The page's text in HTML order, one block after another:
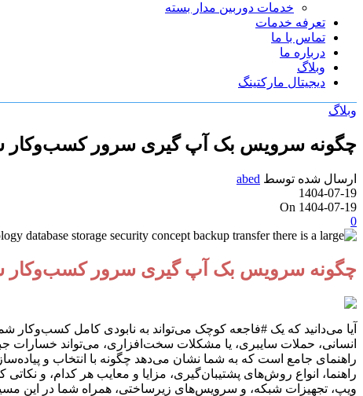
خدمات دوربین مدار بسته
تعرفه خدمات
تماس با ما
درباره ما
وبلاگ
دیجیتال مارکتینگ
وبلاگ
چگونه سرویس بک آپ گیری سرور کسب‌وکار
ارسال شده توسط abed
1404-07-19
On 1404-07-19
0
چگونه سرویس بک آپ گیری سرور کسب‌وکار
آیا می‌دانید که یک #فاجعه کوچک می‌تواند به نابودی کامل
انسانی، حملات سایبری، یا مشکلات سخت‌افزاری، می‌تواند خسارات
راهنمای جامع است که به شما نشان می‌دهد چگونه با انتخاب و
راهنما، انواع روش‌های پشتیبان‌گیری، مزایا و معایب هر کدام، و
ویپ، تجهیزات شبکه، و سرویس‌های زیرساختی، همراه شما در این